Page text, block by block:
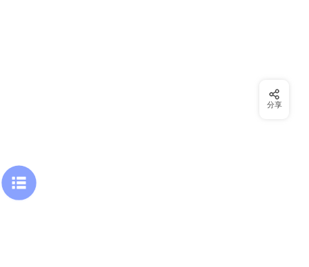
分享